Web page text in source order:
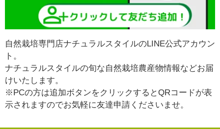
自然栽培専門店ナチュラルスタイルのLINE公式アカウン
ト。
ナチュラルスタイルの旬な自然栽培農産物情報などお届
けいたします。
※PCの方は追加ボタンをクリックするとQRコードが表
示されますのでお気軽に友達申請くださいませ。